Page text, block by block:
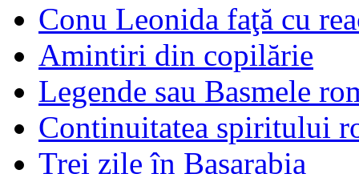
Conu Leonida faţă cu
Amintiri din copilărie
Legende sau Basmele
Continuitatea spiritului
Trei zile în Basarabia